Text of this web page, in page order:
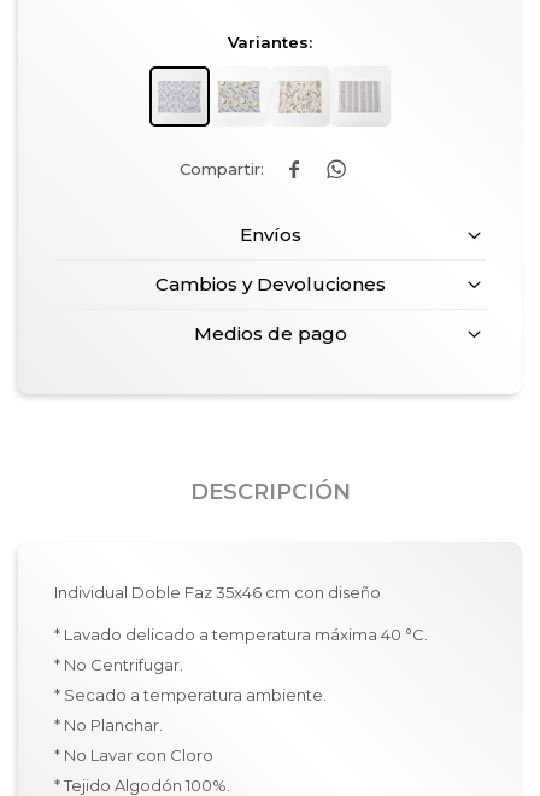
Variantes:
 
Envíos
Cambios y Devoluciones
Medios de pago
DESCRIPCIÓN
Individual Doble Faz 35x46 cm con diseño
* Lavado delicado a temperatura máxima 40 °C.
* No Centrifugar.
* Secado a temperatura ambiente.
* No Planchar.
* No Lavar con Cloro
* Tejido Algodón 100%.